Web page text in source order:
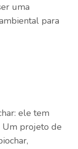
uma
para
ele tem
Um projeto de